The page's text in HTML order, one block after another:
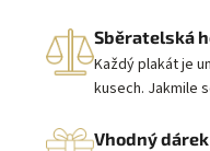
Sběratelská
Každý plakát je
kusech. Jakmile
Vhodný dárek